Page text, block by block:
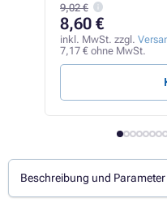
9,02 €
8,60 €
inkl. MwSt. zzgl.
7,17 € ohne MwSt.
Beschreibung und Parameter